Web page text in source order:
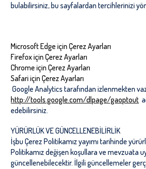
bulabilirsiniz, bu sayfalardan tercihlerinizi
Microsoft Edge için Çerez Ayarları
Firefox için Çerez Ayarları
Chrome için Çerez Ayarları
Safari için Çerez Ayarları
Google Analytics tarafından izlenmekten
http://tools.google.com/dlpage/gaoptout
edebilirsiniz.
YÜRÜRLÜK VE GÜNCELLENEBİLİRLİK
İşbu Çerez Politikamız yayımı tarihinde
Politikamız değişen koşullara ve mevzuata
güncellenebilecektir. İlgili güncellemeler